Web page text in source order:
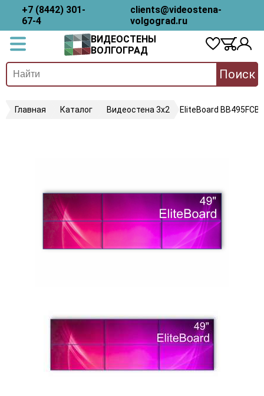
+7 (8442) 301-
67-4
clients@videostena-
volgograd.ru
ВИДЕОСТЕНЫ
ВОЛГОГРАД
Поиск
Главная Каталог Видеостена 3х2 EliteBoard